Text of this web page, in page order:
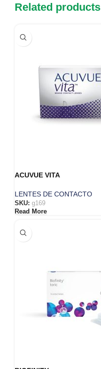
Related products
ACUVUE VITA
LENTES DE CONTACTO
SKU: g169
Read More